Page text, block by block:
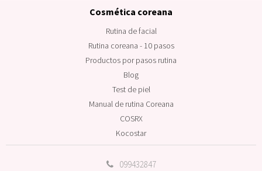
099432847
Cosmética coreana
Rutina de facial
Rutina coreana - 10 pasos
Productos por pasos rutina
Blog
Test de piel
Manual de rutina Coreana
COSRX
Kocostar